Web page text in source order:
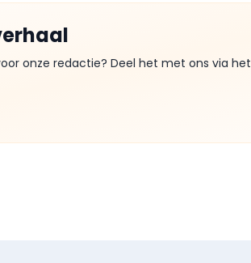
onze redactie? Deel het met ons via het